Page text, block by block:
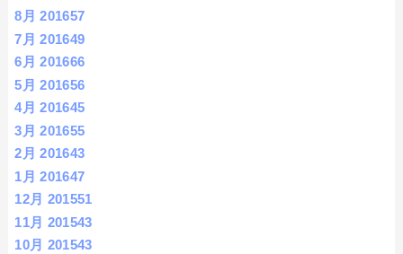
8月 201657
7月 201649
6月 201666
5月 201656
4月 201645
3月 201655
2月 201643
1月 201647
12月 201551
11月 201543
10月 201543